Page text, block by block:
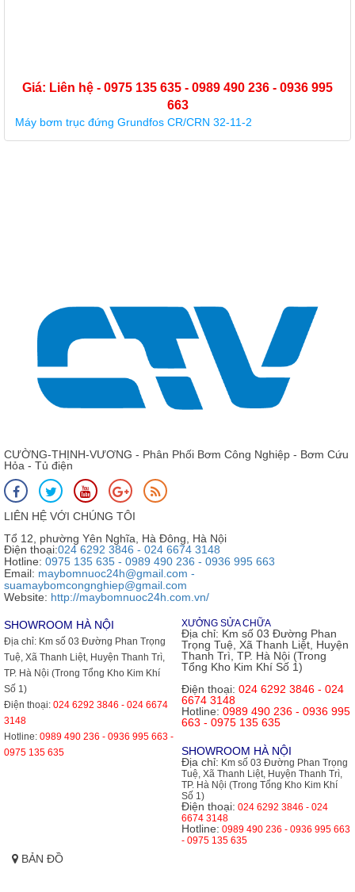
Giá: Liên hệ - 0975 135 635 - 0989 490 236 - 0936 995
663
Máy bơm trục đứng Grundfos CR/CRN 32-11-2
CƯỜNG-THỊNH-VƯƠNG - Phân Phối Bơm Công Nghiệp - Bơm Cứu
Hỏa - Tủ điện
LIÊN HỆ VỚI CHÚNG TÔI
Tổ 12, phường Yên Nghĩa, Hà Đông, Hà Nội
Điện thoại:024 6292 3846 - 024 6674 3148
Hotline: 0975 135 635 - 0989 490 236 - 0936 995 663
Email: maybomnuoc24h@gmail.com -
suamaybomcongnghiep@gmail.com
Website: http://maybomnuoc24h.com.vn/
SHOWROOM HÀ NỘI
Địa chỉ: Km số 03 Đường Phan Trọng
Tuệ, Xã Thanh Liệt, Huyện Thanh Trì,
TP. Hà Nội (Trong Tổng Kho Kim Khí
Số 1)
Điện thoại: 024 6292 3846 - 024 6674
3148
Hotline: 0989 490 236 - 0936 995 663 -
0975 135 635
XƯỞNG SỬA CHỮA
Địa chỉ: Km số 03 Đường Phan
Trọng Tuệ, Xã Thanh Liệt, Huyện
Thanh Trì, TP. Hà Nội (Trong
Tổng Kho Kim Khí Số 1)
Điện thoại: 024 6292 3846 - 024
6674 3148
Hotline: 0989 490 236 - 0936 995
663 - 0975 135 635
SHOWROOM HÀ NỘI
Địa chỉ: Km số 03 Đường Phan Trọng
Tuệ, Xã Thanh Liệt, Huyện Thanh Trì,
TP. Hà Nội (Trong Tổng Kho Kim Khí
Số 1)
Điện thoại: 024 6292 3846 - 024
6674 3148
Hotline: 0989 490 236 - 0936 995 663
- 0975 135 635
BẢN ĐỒ